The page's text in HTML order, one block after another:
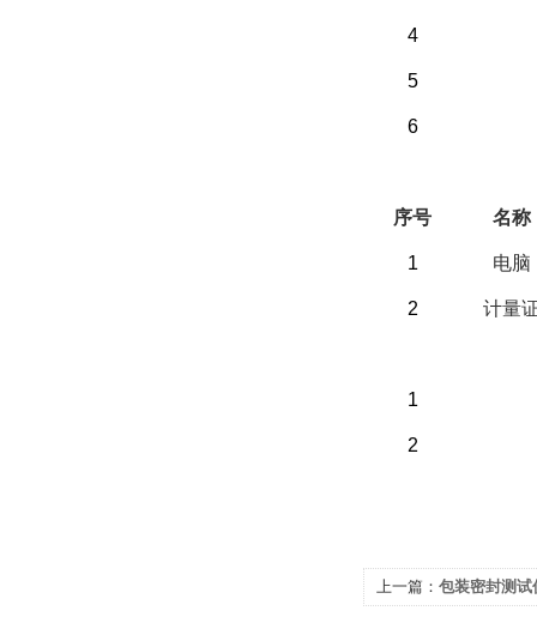
4
5
6
序号 名称
1 电脑
2 计量
1
2
上一篇： 包装密封测